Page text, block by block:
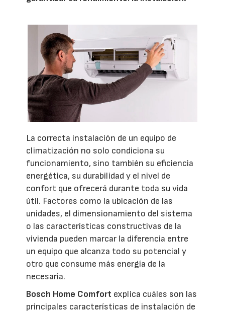
La correcta instalación de un equipo de
climatización no solo condiciona su
funcionamiento, sino también su eficiencia
energética, su durabilidad y el nivel de
confort que ofrecerá durante toda su vida
útil. Factores como la ubicación de las
unidades, el dimensionamiento del sistema
o las características constructivas de la
vivienda pueden marcar la diferencia entre
un equipo que alcanza todo su potencial y
otro que consume más energía de la
necesaria.
Bosch Home Comfort explica cuáles son las
principales características de instalación de